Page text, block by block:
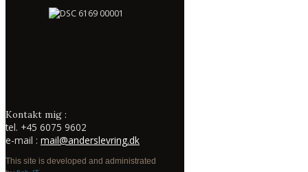
Kontakt mig :
tel. +45 6075 9602
e-mail : mail@anderslevring.dk
This site is developed and administrated